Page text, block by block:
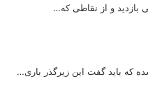
بازدید و از نقاطی که…
که باید گفت این زیرگذر باری…